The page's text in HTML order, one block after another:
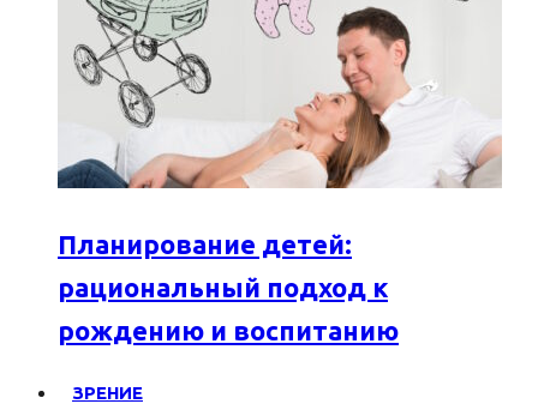
Планирование детей:
рациональный подход к
рождению и воспитанию
ЗРЕНИЕ